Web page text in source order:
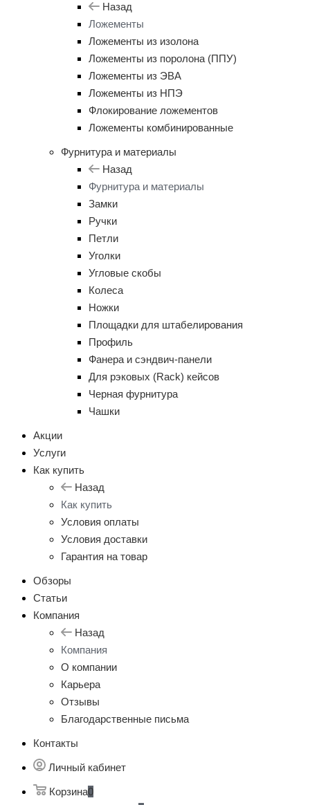
Назад
Ложементы
Ложементы из изолона
Ложементы из поролона (ППУ)
Ложементы из ЭВА
Ложементы из НПЭ
Флокирование ложементов
Ложементы комбинированные
Фурнитура и материалы
Назад
Фурнитура и материалы
Замки
Ручки
Петли
Уголки
Угловые скобы
Колеса
Ножки
Площадки для штабелирования
Профиль
Фанера и сэндвич-панели
Для рэковых (Rack) кейсов
Черная фурнитура
Чашки
Акции
Услуги
Как купить
Назад
Как купить
Условия оплаты
Условия доставки
Гарантия на товар
Обзоры
Статьи
Компания
Назад
Компания
О компании
Карьера
Отзывы
Благодарственные письма
Контакты
Личный кабинет
Корзина0